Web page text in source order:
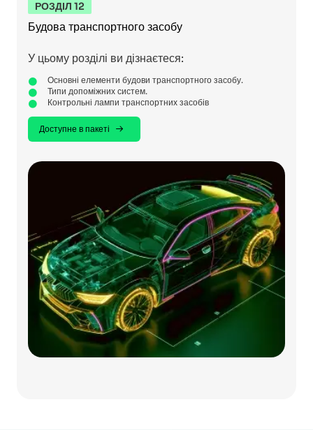
РОЗДІЛ 12
Будова транспортного засобу
У цьому розділі ви дізнаєтеся:
Основні елементи будови транспортного засобу.
Типи допоміжних систем.
Контрольні лампи транспортних засобів
Доступне в пакеті